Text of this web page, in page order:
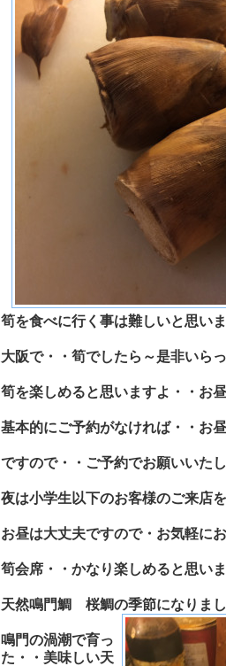
筍を食べに行く事は難しいと思いま
大阪で・・筍でしたら～是非いら
筍を楽しめると思いますよ・・お
基本的にご予約がなければ・・お
ですので・・ご予約でお願いいたし
夜は小学生以下のお客様のご来店
お昼は大丈夫ですので・お気軽に
筍会席・・かなり楽しめると思い
天然鳴門鯛 桜鯛の季節になりまし
鳴門の渦潮で育っ
た・・美味しい天